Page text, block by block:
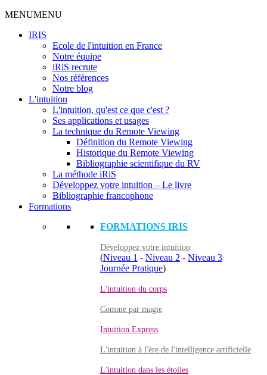
MENUMENU
IRIS
Ecole de l'intuition en France
Notre équipe
iRiS recrute
Nos références
Notre blog
L'intuition
L'intuition, qu'est ce que c'est ?
Ses applications et usages
La technique du Remote Viewing
Définition du Remote Viewing
Historique du Remote Viewing
Bibliographie scientifique du RV
La méthode iRiS
Développez votre intuition – Le livre
Bibliographie francophone
Formations
FORMATIONS IRIS
Développez votre intuition
(Niveau 1 - Niveau 2 - Niveau 3
Journée Pratique)
L'intuition du corps
Comme par magie
Intuition Express
L'intuition à l'ère de l'intelligence artificielle
L'intuition dans les étoiles